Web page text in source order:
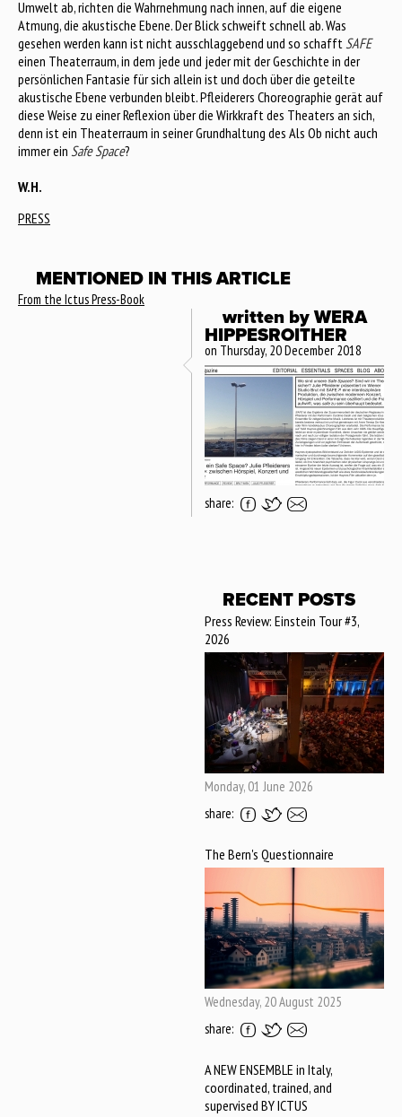
Umwelt ab, richten die Wahrnehmung nach innen, auf die eigene
Atmung, die akustische Ebene. Der Blick schweift schnell ab. Was
gesehen werden kann ist nicht ausschlaggebend und so schafftSAFE
einen Theaterraum, in dem jede und jeder mit der Geschichte in der
persönlichen Fantasie für sich allein ist und doch über die geteilte
akustische Ebene verbunden bleibt. Pfleiderers Choreographie gerät auf
diese Weise zu einer Reflexion über die Wirkkraft des Theaters an sich,
denn ist ein Theaterraum in seiner Grundhaltung des Als Ob nicht auch
immer ein Safe Space?
W.H.
PRESS
MENTIONED IN THIS ARTICLE
From the Ictus Press-Book
written byWERA
HIPPESROITHER
on Thursday, 20 December 2018
share:
RECENT POSTS
Press Review: Einstein Tour #3,
2026
Monday, 01 June 2026
share:
The Bern's Questionnaire
Wednesday, 20 August 2025
share:
A NEW ENSEMBLE in Italy,
coordinated, trained, and
supervised BY ICTUS